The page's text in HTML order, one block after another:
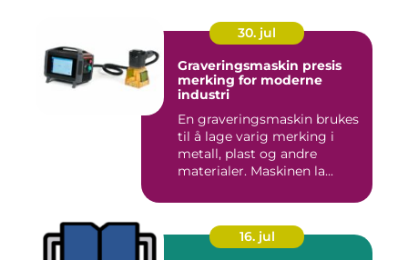
30. jul
Graveringsmaskin presis
merking for moderne
industri
En graveringsmaskin brukes
til å lage varig merking i
metall, plast og andre
materialer. Maskinen la...
16. jul